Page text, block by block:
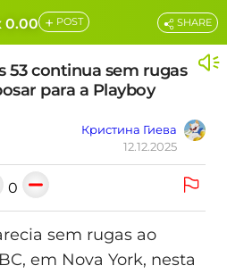
0.00 + POST
53 continua sem rugas
para a Playboy
Кристина Гиева
12.12.2025
SHARE
0
sem rugas ao
em Nova York, nesta